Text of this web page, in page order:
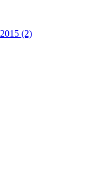
2015 (2)